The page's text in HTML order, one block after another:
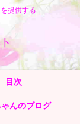
提供する
目次
ゃんのブログ